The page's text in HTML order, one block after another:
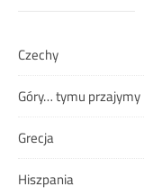
Czechy
Góry… tymu przajymy
Grecja
Hiszpania